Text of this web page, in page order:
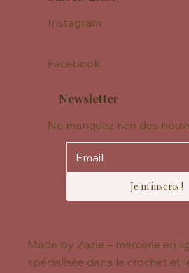
Instagram
Facebook
Newsletter
Ne manquez rien des
Je m'inscris !
Made by Zazie – mercerie en
spécialisée dans le crochet et